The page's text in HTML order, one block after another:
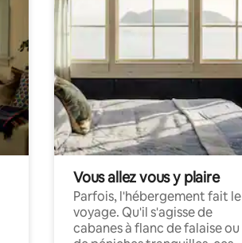
Vous allez vous y plaire
Parfois, l'hébergement fait le
voyage. Qu'il s'agisse de
cabanes à flanc de falaise ou